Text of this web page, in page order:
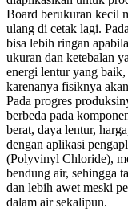
Board berukuran kecil
ulang di cetak lagi.
bisa lebih ringan
ukuran dan ketebalan
energi lentur yang
karenanya fisiknya
Pada progres
berbeda pada
berat, daya lentur,
dengan aplikasi
(Polyvinyl Chloride),
bendung air, sehingga
dan lebih awet meski
dalam air sekalipun.